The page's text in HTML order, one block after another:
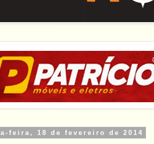
feira, 18 de fevereiro de 2014